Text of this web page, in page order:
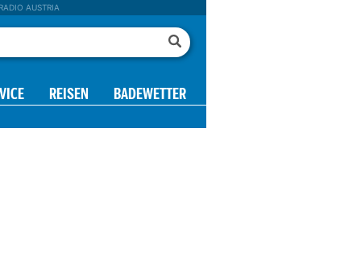
RADIO AUSTRIA
REISEN BADEWETTER